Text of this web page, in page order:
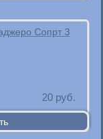
Сопрт 3
20 руб.